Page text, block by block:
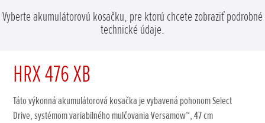
Vyberte akumulátorovú kosačku, pre ktorú chcete zobraziť podrobné
technické údaje.
HRX 476 XB
Táto výkonná akumulátorová kosačka je vybavená pohonom Select
Drive, systémom variabilného mulčovania Versamow™, 47 cm